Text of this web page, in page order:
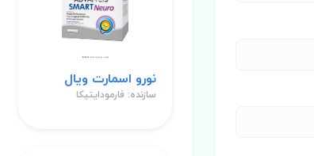
نورو اسمارت ویال
سازنده: فارمودایتیکا